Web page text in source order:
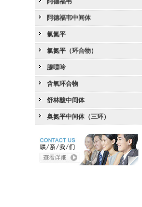
阿德福韦中间体
氯氮平
氯氮平（环合物）
腺嘌呤
含氧环合物
舒林酸中间体
奥氮平中间体（三环）